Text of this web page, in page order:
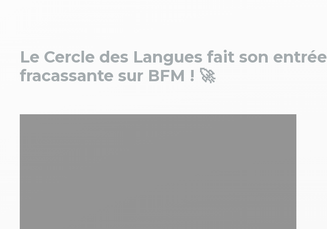
Le Cercle des Langues fait son entrée
fracassante sur BFM ! 🚀